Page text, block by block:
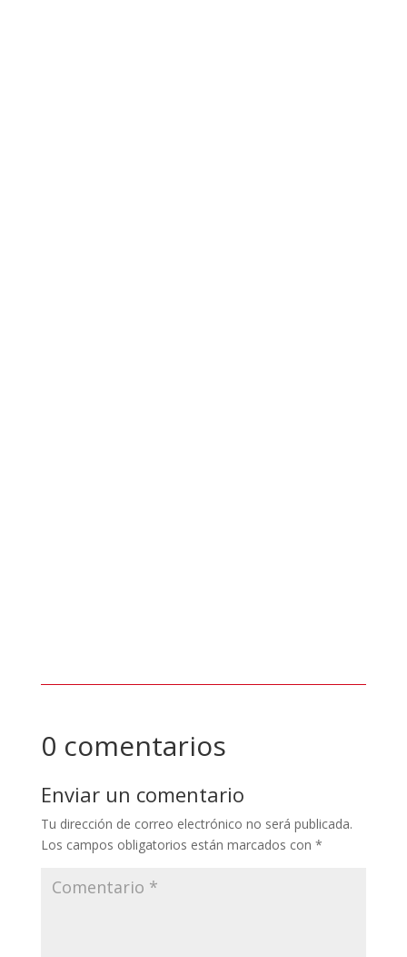
0 comentarios
Enviar un comentario
Tu dirección de correo electrónico no será publicada.
Los campos obligatorios están marcados con *